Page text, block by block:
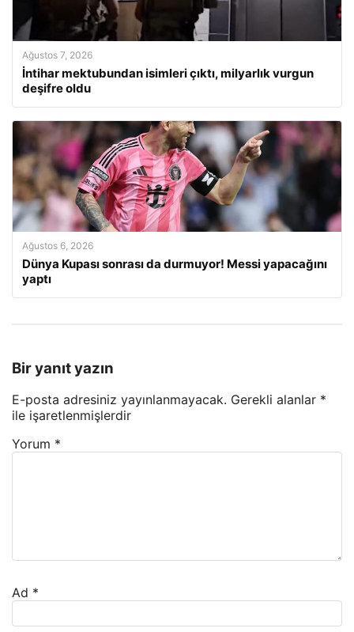
Ağustos 7, 2026
İntihar mektubundan isimleri çıktı, milyarlık vurgun
deşifre oldu
Ağustos 6, 2026
Dünya Kupası sonrası da durmuyor! Messi yapacağını
yaptı
Bir yanıt yazın
E-posta adresiniz yayınlanmayacak. Gerekli alanlar *
ile işaretlenmişlerdir
Yorum *
Ad *